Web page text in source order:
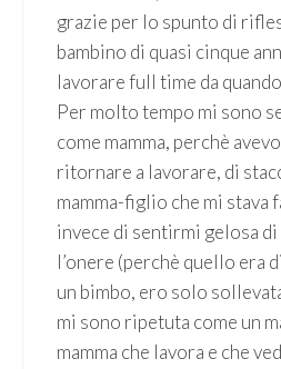
grazie per lo spunto di
bambino di quasi cinque
lavorare full time da
Per molto tempo mi sono
come mamma, perchè
ritornare a lavorare, di
mamma-figlio che mi stava
invece di sentirmi gelosa
l’onere (perchè quello era
un bimbo, ero solo
mi sono ripetuta come un
mamma che lavora e che